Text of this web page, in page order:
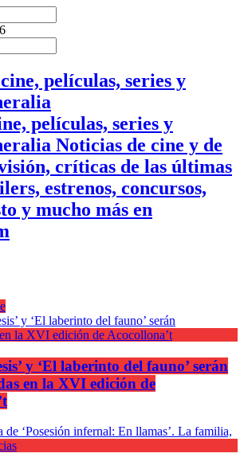
películas, series y
Noticias de cine y de
críticas de las últimas
estrenos, concursos,
y mucho más en
y ‘El laberinto del fauno’ serán
en la XVI edición de